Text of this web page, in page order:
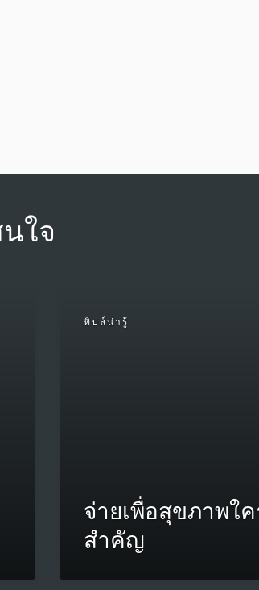
ใจ
ทิปส์น่ารู้
จ่ายเพื่อสุขภาพใค
สำคัญ